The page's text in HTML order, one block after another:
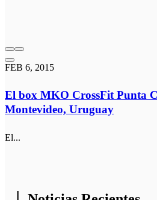
FEB 6, 2015
El box MKO CrossFit Punta
Montevideo, Uruguay
El...